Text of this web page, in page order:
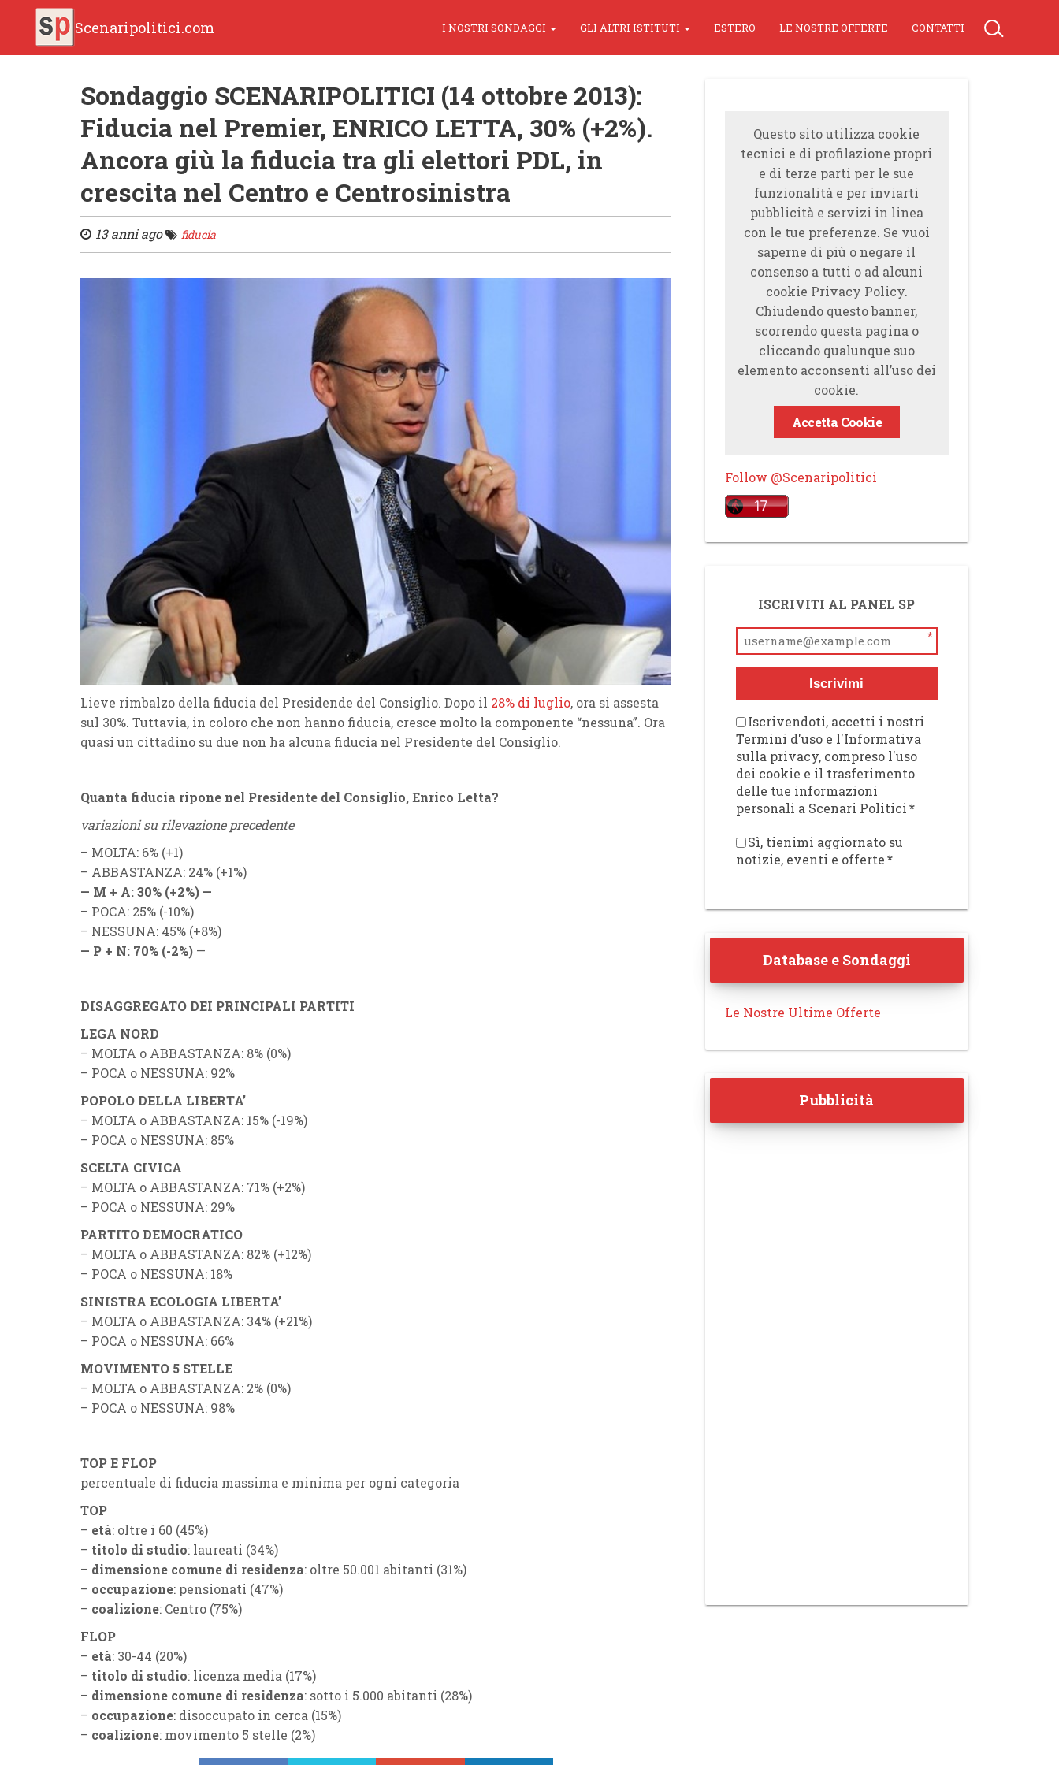
Scenaripolitici.com I NOSTRI SONDAGGI GLI ALTRI ISTITUTI ESTERO LE NOSTRE OFFERTE CONTATTI
Sondaggio SCENARIPOLITICI (14 ottobre 2013):
Fiducia nel Premier, ENRICO LETTA, 30% (+2%).
Ancora giù la fiducia tra gli elettori PDL, in
crescita nel Centro e Centrosinistra
13 anni ago fiducia
Lieve rimbalzo della fiducia del Presidende del Consiglio. Dopo il 28% di luglio, ora si assesta
sul 30%. Tuttavia, in coloro che non hanno fiducia, cresce molto la componente “nessuna”. Ora
quasi un cittadino su due non ha alcuna fiducia nel Presidente del Consiglio.
Quanta fiducia ripone nel Presidente del Consiglio, Enrico Letta?
variazioni su rilevazione precedente
– MOLTA: 6% (+1)
– ABBASTANZA: 24% (+1%)
— M + A: 30% (+2%) —
– POCA: 25% (-10%)
– NESSUNA: 45% (+8%)
— P + N: 70% (-2%) —
DISAGGREGATO DEI PRINCIPALI PARTITI
LEGA NORD
– MOLTA o ABBASTANZA: 8% (0%)
– POCA o NESSUNA: 92%
POPOLO DELLA LIBERTA’
– MOLTA o ABBASTANZA: 15% (-19%)
– POCA o NESSUNA: 85%
SCELTA CIVICA
– MOLTA o ABBASTANZA: 71% (+2%)
– POCA o NESSUNA: 29%
PARTITO DEMOCRATICO
– MOLTA o ABBASTANZA: 82% (+12%)
– POCA o NESSUNA: 18%
SINISTRA ECOLOGIA LIBERTA’
– MOLTA o ABBASTANZA: 34% (+21%)
– POCA o NESSUNA: 66%
MOVIMENTO 5 STELLE
– MOLTA o ABBASTANZA: 2% (0%)
– POCA o NESSUNA: 98%
TOP E FLOP
percentuale di fiducia massima e minima per ogni categoria
TOP
– età: oltre i 60 (45%)
– titolo di studio: laureati (34%)
– dimensione comune di residenza: oltre 50.001 abitanti (31%)
– occupazione: pensionati (47%)
– coalizione: Centro (75%)
FLOP
– età: 30-44 (20%)
– titolo di studio: licenza media (17%)
– dimensione comune di residenza: sotto i 5.000 abitanti (28%)
– occupazione: disoccupato in cerca (15%)
– coalizione: movimento 5 stelle (2%)
Questo sito utilizza cookie
tecnici e di profilazione propri
e di terze parti per le sue
funzionalità e per inviarti
pubblicità e servizi in linea
con le tue preferenze. Se vuoi
saperne di più o negare il
consenso a tutti o ad alcuni
cookie Privacy Policy.
Chiudendo questo banner,
scorrendo questa pagina o
cliccando qualunque suo
elemento acconsenti all’uso dei
cookie.
Accetta Cookie
Follow @Scenaripolitici
ISCRIVITI AL PANEL SP
*
Iscrivimi
Iscrivendoti, accetti i nostri
Termini d'uso e l'Informativa
sulla privacy, compreso l'uso
dei cookie e il trasferimento
delle tue informazioni
personali a Scenari Politici*
Sì, tienimi aggiornato su
notizie, eventi e offerte*
Database e Sondaggi
Le Nostre Ultime Offerte
Pubblicità